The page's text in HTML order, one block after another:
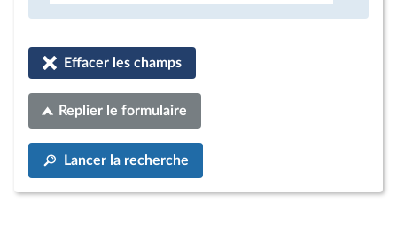
Effacer les champs
Replier le formulaire
Lancer la recherche